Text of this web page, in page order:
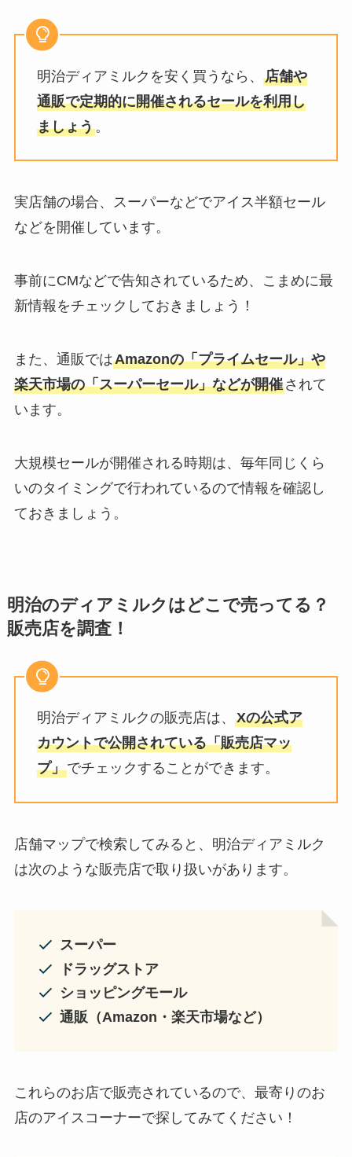
布の人気の理由を徹底解剖
にこスマのクーポンを紹介！買取
も調査
ちがいい？口コミを調査！空きな
食べチョクの初回限定クーポンや
招待コードの使い方・使えない時
の対処法
明治のディアミルクの値段はいく
ニやイオンなど価格調査
のおすすめ商品も紹介
明治ディアミルクを安く買うなら、 店舗や
通販で定期的に開催されるセールを利用し
ましょう。
実店舗の場合、スーパーなどでアイス半額セール
などを開催しています。
事前にCMなどで告知されているため、こまめに最
新情報をチェックしておきましょう！
また、通販ではAmazonの「プライムセール」や
楽天市場の「スーパーセール」などが開催されて
います。
大規模セールが開催される時期は、毎年同じくら
いのタイミングで行われているので情報を確認し
ておきましょう。
明治のディアミルクはどこで売ってる？
販売店を調査！
明治ディアミルクの販売店は、 Xの公式ア
カウントで公開されている「販売店マッ
プ」でチェックすることができます。
店舗マップで検索してみると、明治ディアミルク
は次のような販売店で取り扱いがあります。
スーパー
ドラッグストア
ショッピングモール
通販（Amazon・楽天市場など）
これらのお店で販売されているので、最寄りのお
店のアイスコーナーで探してみてください！